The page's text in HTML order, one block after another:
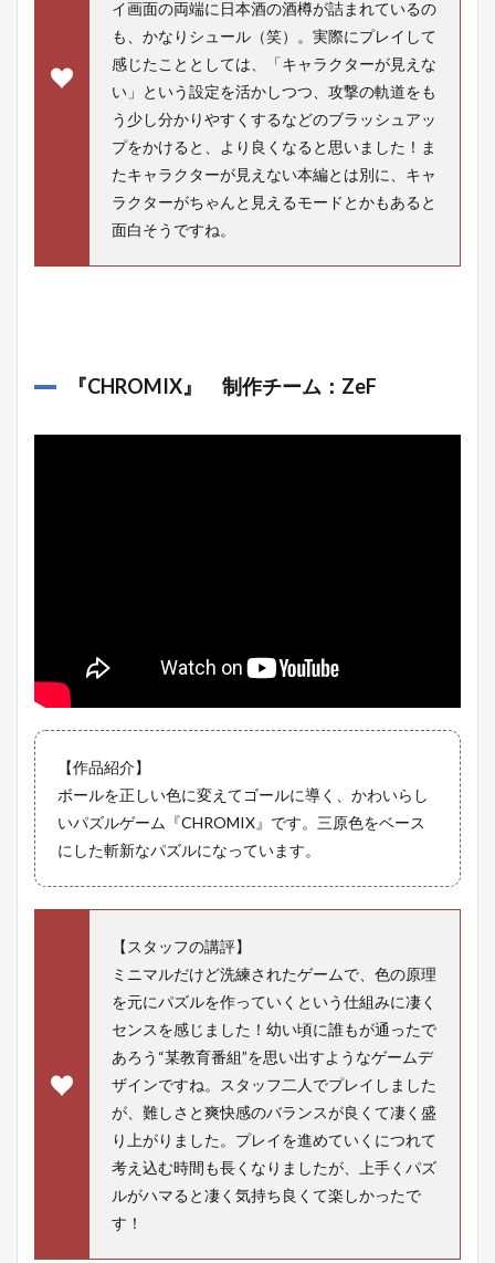
イ画面の両端に日本酒の酒樽が詰まれているの
も、かなりシュール（笑）。実際にプレイして
感じたこととしては、「キャラクターが見えな
い」という設定を活かしつつ、攻撃の軌道をも
う少し分かりやすくするなどのブラッシュアッ
プをかけると、より良くなると思いました！ま
たキャラクターが見えない本編とは別に、キャ
ラクターがちゃんと見えるモードとかもあると
面白そうですね。
『CHROMIX』 制作チーム：ZeF
【作品紹介】
ボールを正しい色に変えてゴールに導く、かわいらし
いパズルゲーム『CHROMIX』です。三原色をベース
にした斬新なパズルになっています。
【スタッフの講評】
ミニマルだけど洗練されたゲームで、色の原理
を元にパズルを作っていくという仕組みに凄く
センスを感じました！幼い頃に誰もが通ったで
あろう“某教育番組”を思い出すようなゲームデ
ザインですね。スタッフ二人でプレイしました
が、難しさと爽快感のバランスが良くて凄く盛
り上がりました。プレイを進めていくにつれて
考え込む時間も長くなりましたが、上手くパズ
ルがハマると凄く気持ち良くて楽しかったで
す！